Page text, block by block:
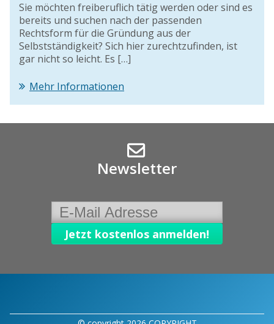
Sie möchten freiberuflich tätig werden oder sind es
bereits und suchen nach der passenden
Rechtsform für die Gründung aus der
Selbstständigkeit? Sich hier zurechtzufinden, ist
gar nicht so leicht. Es […]
Mehr Informationen
Newsletter